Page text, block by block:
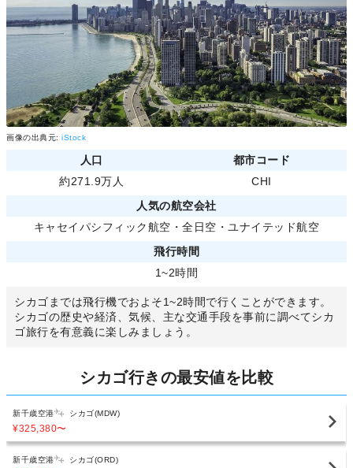
画像の出典元: iStock
人口
都市コード
約271.9万人
CHI
人気の航空会社
キャセイパシフィック航空 ・全日空 ・ ユナイテッド航空
飛行時間
1~2時間
シカゴまでは飛行機でおよそ1~2時間で行くことができます。
シカゴの歴史や経済、気候、主な交通手段を事前に調べてシカ
ゴ旅行を有意義に楽しみましょう。
シカゴ行きの最安値を比較
新千歳空港 シカゴ(MDW)
¥325,380〜
新千歳空港 シカゴ(ORD)